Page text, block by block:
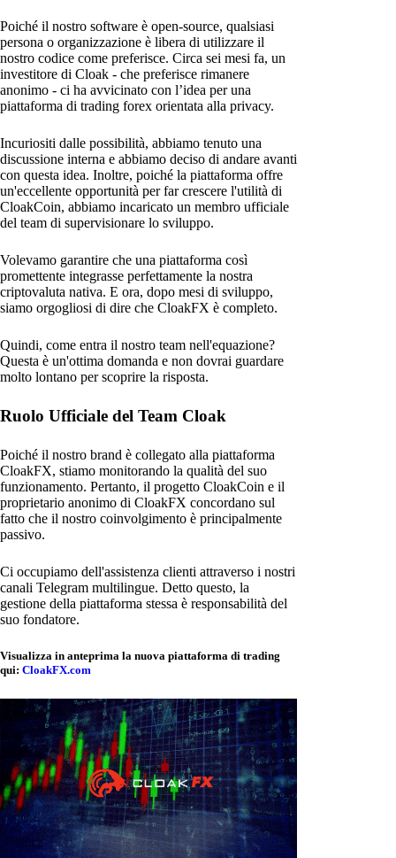
Poiché il nostro software è open-source, qualsiasi
persona o organizzazione è libera di utilizzare il
nostro codice come preferisce. Circa sei mesi fa, un
investitore di Cloak - che preferisce rimanere
anonimo - ci ha avvicinato con l’idea per una
piattaforma di trading forex orientata alla privacy.
Incuriositi dalle possibilità, abbiamo tenuto una
discussione interna e abbiamo deciso di andare avanti
con questa idea. Inoltre, poiché la piattaforma offre
un'eccellente opportunità per far crescere l'utilità di
CloakCoin, abbiamo incaricato un membro ufficiale
del team di supervisionare lo sviluppo.
Volevamo garantire che una piattaforma così
promettente integrasse perfettamente la nostra
criptovaluta nativa. E ora, dopo mesi di sviluppo,
siamo orgogliosi di dire che CloakFX è completo.
Quindi, come entra il nostro team nell'equazione?
Questa è un'ottima domanda e non dovrai guardare
molto lontano per scoprire la risposta.
Ruolo Ufficiale del Team Cloak
Poiché il nostro brand è collegato alla piattaforma
CloakFX, stiamo monitorando la qualità del suo
funzionamento. Pertanto, il progetto CloakCoin e il
proprietario anonimo di CloakFX concordano sul
fatto che il nostro coinvolgimento è principalmente
passivo.
Ci occupiamo dell'assistenza clienti attraverso i nostri
canali Telegram multilingue. Detto questo, la
gestione della piattaforma stessa è responsabilità del
suo fondatore.
Visualizza in anteprima la nuova piattaforma di trading
qui: CloakFX.com